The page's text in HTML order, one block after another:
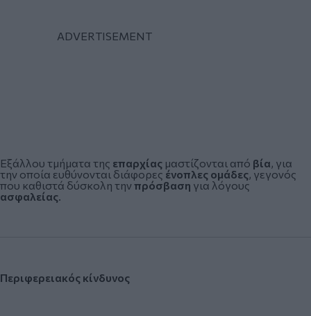
Εξάλλου τμήματα της επαρχίας μαστίζονται από βία, για
την οποία ευθύνονται διάφορες ένοπλες ομάδες, γεγονός
που καθιστά δύσκολη την πρόσβαση για λόγους
ασφαλείας.
Περιφερειακός κίνδυνος